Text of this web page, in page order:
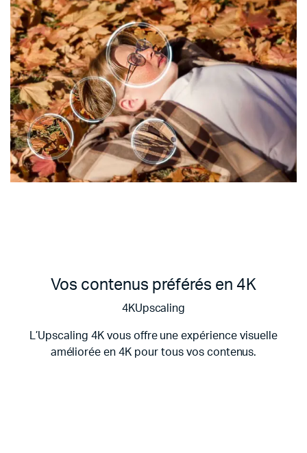
Vos contenus préférés en 4K
4KUpscaling
L’Upscaling 4K vous offre une expérience visuelle
améliorée en 4K pour tous vos contenus.